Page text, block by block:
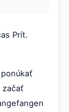
Prít.
začať